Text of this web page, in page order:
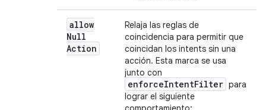
allow
Null
Action
Relaja las reglas de
coincidencia para permitir que
coincidan los intents sin una
acción. Esta marca se usa
junto con
enforceIntentFilter para
lograr el siguiente